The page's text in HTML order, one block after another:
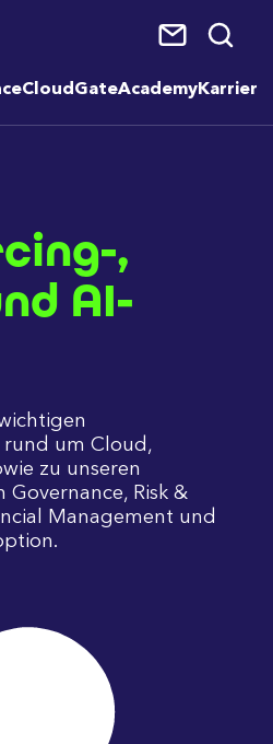
CloudGateAcademyKarriere
,
AI-
rund um Cloud,
zu unseren
Risk &
Management und